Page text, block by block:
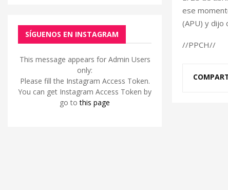
ese
(APU) y dijo
//PPCH//
SÍGUENOS EN INSTAGRAM
This message appears for Admin Users
only:
Please fill the Instagram Access Token.
You can get Instagram Access Token by
go tothis page